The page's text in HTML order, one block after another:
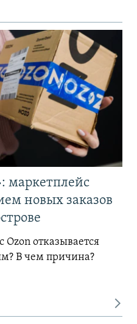
маркетплейс
новых заказов
отказывается
В чем причина?